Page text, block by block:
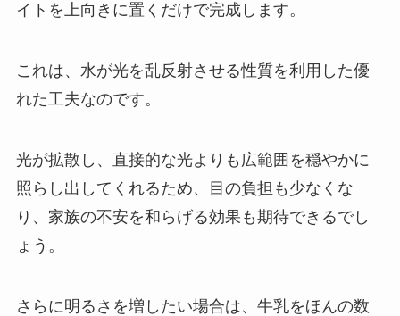
イトを上向きに置くだけで完成します。
これは、水が光を乱反射させる性質を利用した優
れた工夫なのです。
光が拡散し、直接的な光よりも広範囲を穏やかに
照らし出してくれるため、目の負担も少なくな
り、家族の不安を和らげる効果も期待できるでし
ょう。
さらに明るさを増したい場合は、牛乳をほんの数